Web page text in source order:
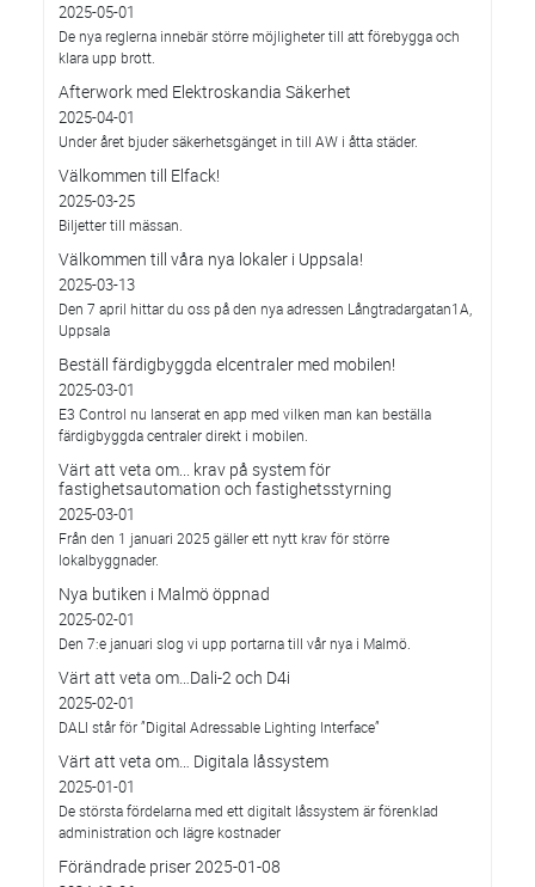
2025-05-01
De nya reglerna innebär större möjligheter till att förebygga och
klara upp brott.
Afterwork med Elektroskandia Säkerhet
2025-04-01
Under året bjuder säkerhetsgänget in till AW i åtta städer.
Välkommen till Elfack!
2025-03-25
Biljetter till mässan.
Välkommen till våra nya lokaler i Uppsala!
2025-03-13
Den 7 april hittar du oss på den nya adressen Långtradargatan1A,
Uppsala
Beställ färdigbyggda elcentraler med mobilen!
2025-03-01
E3 Control nu lanserat en app med vilken man kan beställa
färdigbyggda centraler direkt i mobilen.
Värt att veta om... krav på system för
fastighetsautomation och fastighetsstyrning
2025-03-01
Från den 1 januari 2025 gäller ett nytt krav för större
lokalbyggnader.
Nya butiken i Malmö öppnad
2025-02-01
Den 7:e januari slog vi upp portarna till vår nya i Malmö.
Värt att veta om…Dali-2 och D4i
2025-02-01
DALI står för ”Digital Adressable Lighting Interface”
Värt att veta om… Digitala låssystem
2025-01-01
De största fördelarna med ett digitalt låssystem är förenklad
administration och lägre kostnader
Förändrade priser 2025-01-08